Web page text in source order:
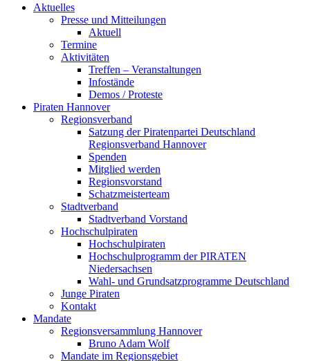
Aktuelles
Presse und Mitteilungen
Aktuell
Termine
Aktivitäten
Treffen – Veranstaltungen
Infostände
Demos / Proteste
Piraten Hannover
Regionsverband
Satzung der Piratenpartei Deutschland
Regionsverband Hannover
Spenden
Mitglied werden
Regionsvorstand
Schatzmeisterteam
Stadtverband
Stadtverband Vorstand
Hochschulpiraten
Hochschulpiraten
Hochschulprogramm der PIRATEN
Niedersachsen
Wahl- und Grundsatzprogramme Deutschland
Junge Piraten
Kontakt
Mandate
Regionsversammlung Hannover
Bruno Adam Wolf
Mandate im Regionsgebiet